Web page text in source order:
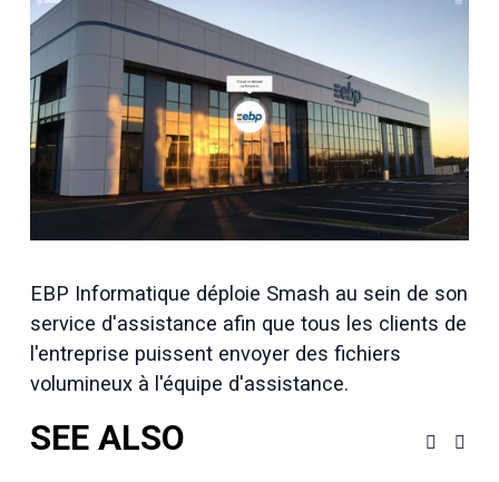
i
r
e
n
t
a
i
l
l
e
e
l
e
EBP Informatique déploie Smash au sein de son
service d'assistance afin que tous les clients de
l'entreprise puissent envoyer des fichiers
volumineux à l'équipe d'assistance.
SEE ALSO